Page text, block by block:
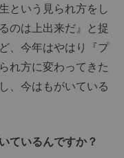
という見られ方をし
のは上出来だ』と捉
、今年はやはり『プ
れ方に変わってきた
、今はもがいている
ているんですか？